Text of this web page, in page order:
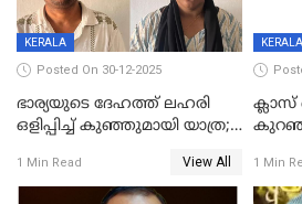
KERALA
Posted On 30-12-2025
ഭാര്യയുടെ ദേഹത്ത് ലഹരി
ഒളിപ്പിച്ച് കുഞ്ഞുമായി യാത്ര;
പിടികൂടി പൊലീസ്
1 Min Read View All
KERALA
ക്ലാസ്
കുറഞ്ഞു;
1 Min